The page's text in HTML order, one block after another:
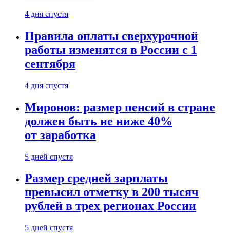
4 дня спустя
Правила оплаты сверхурочной
работы изменятся в России с 1
сентября
4 дня спустя
Миронов: размер пенсий в стране
должен быть не ниже 40%
от заработка
5 дней спустя
Размер средней зарплаты
превысил отметку в 200 тысяч
рублей в трех регионах России
5 дней спустя